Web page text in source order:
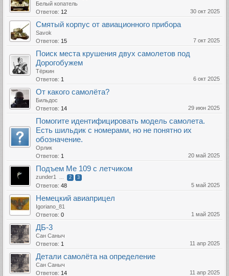
Белый копатель
Ответов: 12 30 окт 2025
Смятый корпус от авиационного прибора
Savok
Ответов: 15 7 окт 2025
Поиск места крушения двух самолетов под
Дорогобужем
Тёркин
Ответов: 1 6 окт 2025
От какого самолёта?
Бильдос
Ответов: 14 29 июн 2025
Помогите идентифицировать модель самолета.
Есть шильдик с номерами, но не понятно их
обозначение.
Орлик
Ответов: 1 20 май 2025
Подъем Ме 109 с летчиком
zunder1 ... 2 3
Ответов: 48 5 май 2025
Немецкий авиаприцел
Igoriano_81
Ответов: 0 1 май 2025
ДБ-3
Сан Саныч
Ответов: 1 11 апр 2025
Детали самолёта на определение
Сан Саныч
Ответов: 14 11 апр 2025